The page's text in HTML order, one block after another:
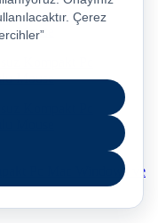
Pc Mac Windows ve